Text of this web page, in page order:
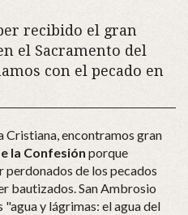
recibido el gran
el Sacramento del
con el pecado en
Cristiana, encontramos gran
la Confesión porque
de los pecados
bautizados. San Ambrosio
y lágrimas: el agua del